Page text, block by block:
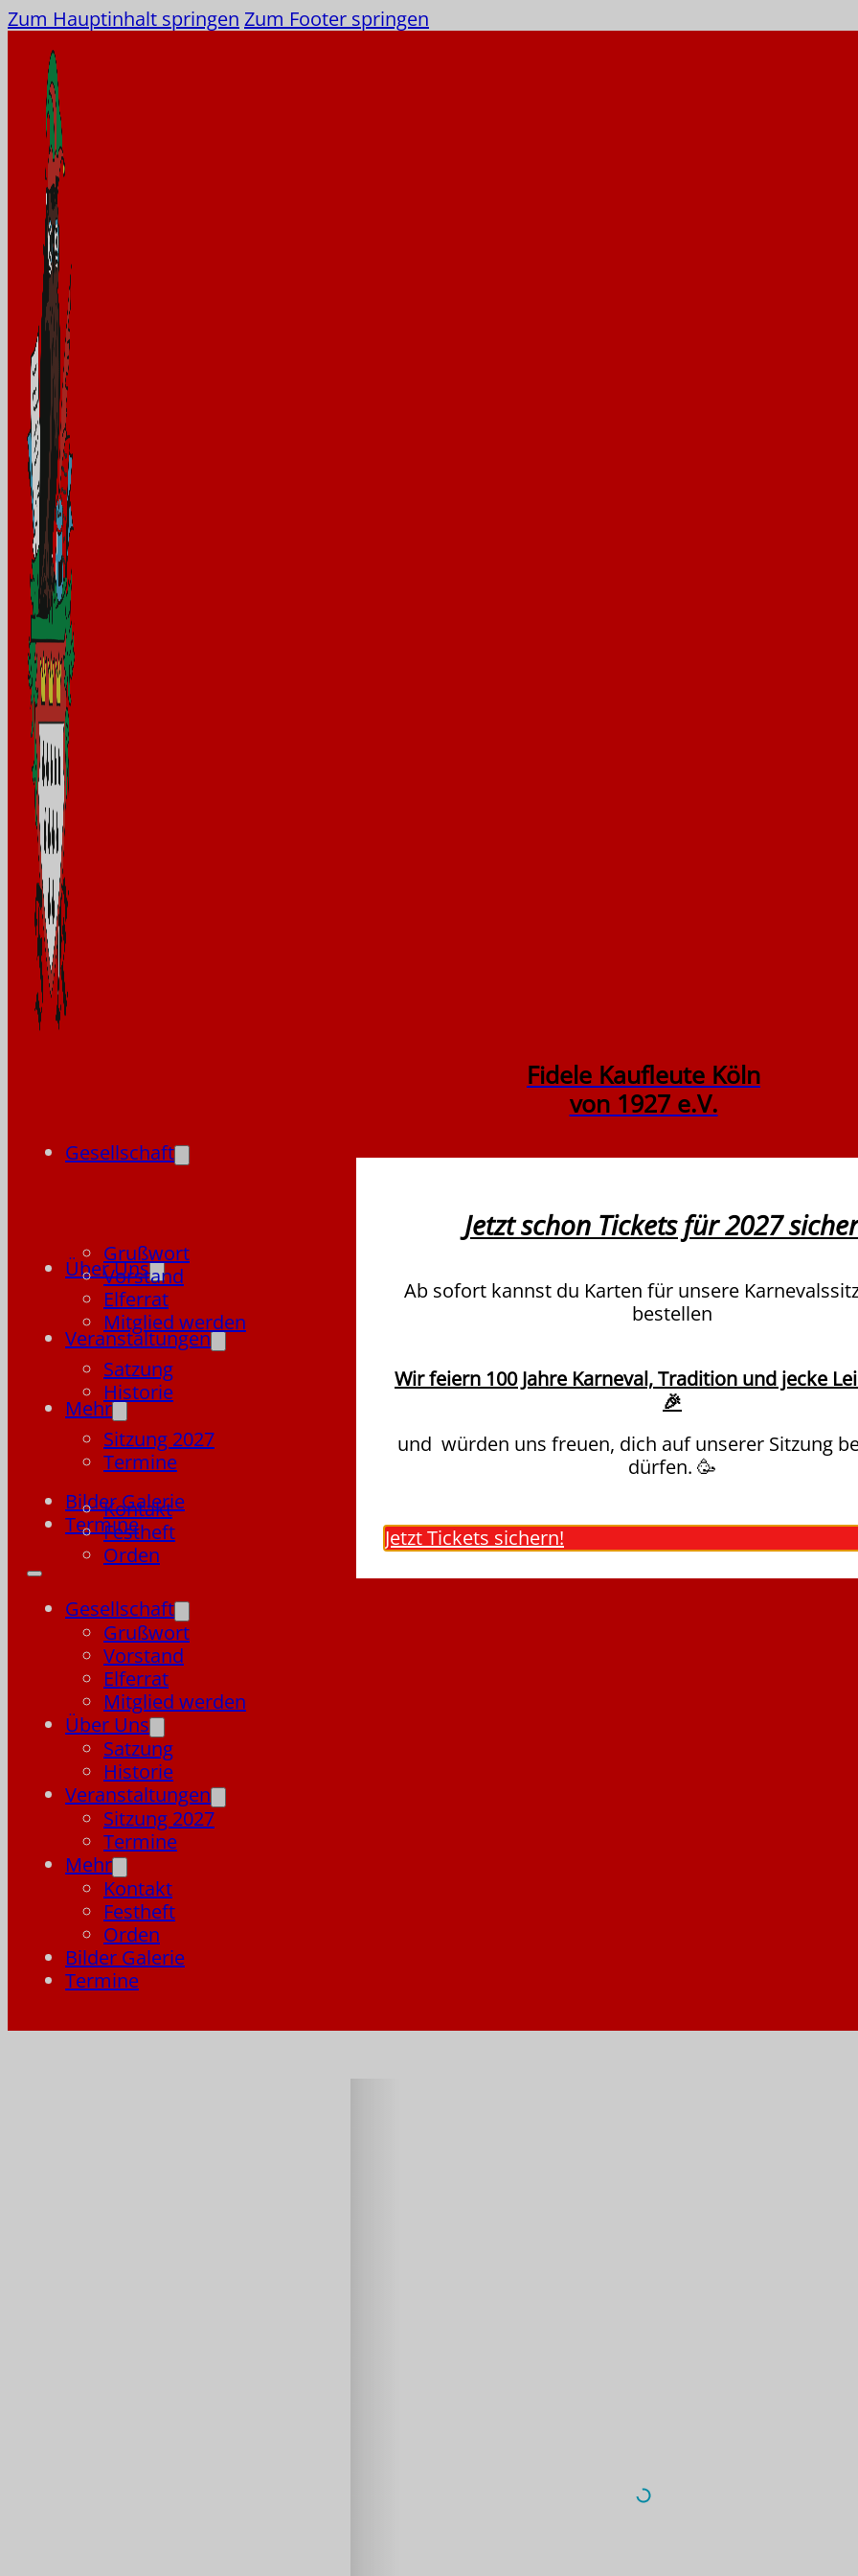
Zum Hauptinhalt springen Zum Footer springen
Fidele Kaufleute Köln
von 1927 e.V.
Gesellschaft
Grußwort
Vorstand
Elferrat
Mitglied werden
Über Uns
Satzung
Historie
Veranstaltungen
Sitzung 2027
Termine
Mehr
Kontakt
Festheft
Orden
Bilder Galerie
Termine
Gesellschaft
Grußwort
Vorstand
Elferrat
Mitglied werden
Über Uns
Satzung
Historie
Veranstaltungen
Sitzung 2027
Termine
Mehr
Kontakt
Festheft
Orden
Bilder Galerie
Termine
Jetzt schon Tickets für 2027
Ab sofort kannst du Karten für unsere
bestellen
Wir feiern 100 Jahre Karneval, Tradition und jecke
🎉
und würden uns freuen, dich auf unserer Sitzung
dürfen. 🥳
Jetzt Tickets sichern!